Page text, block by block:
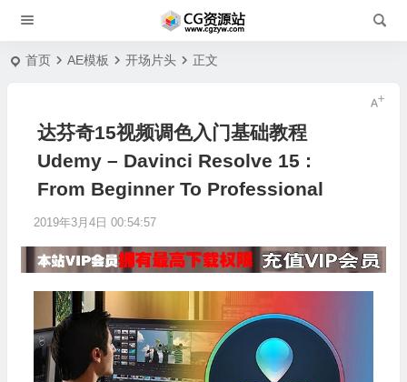
首页 AE模板 开场片头 正文
达芬奇15视频调色入门基础教程
Udemy – Davinci Resolve 15 :
From Beginner To Professional
2019年3月4日 00:54:57